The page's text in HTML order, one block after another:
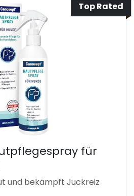
Top Rated
für
und bekämpft Juckreiz